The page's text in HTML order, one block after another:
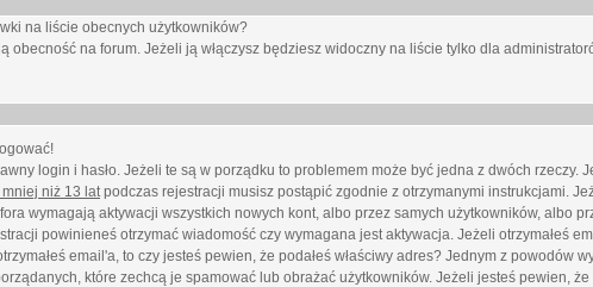
na liście obecnych użytkowników?
obecność na forum. Jeżeli ją włączysz będziesz widoczny na liście tylko dla
login i hasło. Jeżeli te są w porządku to problemem może być jedna z dwóch rzeczy.
mniej niż 13 latpodczas rejestracji musisz postąpić zgodnie z otrzymanymi instrukcjami.
wymagają aktywacji wszystkich nowych kont, albo przez samych użytkowników, albo
powinieneś otrzymać wiadomość czy wymagana jest aktywacja. Jeżeli otrzymałeś
email'a, to czy jesteś pewien, że podałeś właściwy adres? Jednym z powodów
które zechcą je spamować lub obrażać użytkowników. Jeżeli jesteś pewien, że